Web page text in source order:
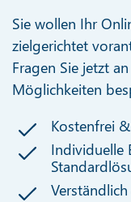
Sie wollen Ihr
zielgerichtet
Fragen Sie jetzt
Möglichkeiten
Kostenfrei
Individuelle